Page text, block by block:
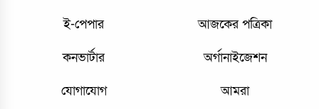
ই-পেপার আজকের পত্রিকা
কনভার্টার অর্গানাইজেশন
যোগাযোগ আমরা